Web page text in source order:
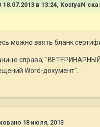
18.07.2013 в 13:24, KostyaN
можно взять бланк
справа,
Word-документ".
18 июля, 2013